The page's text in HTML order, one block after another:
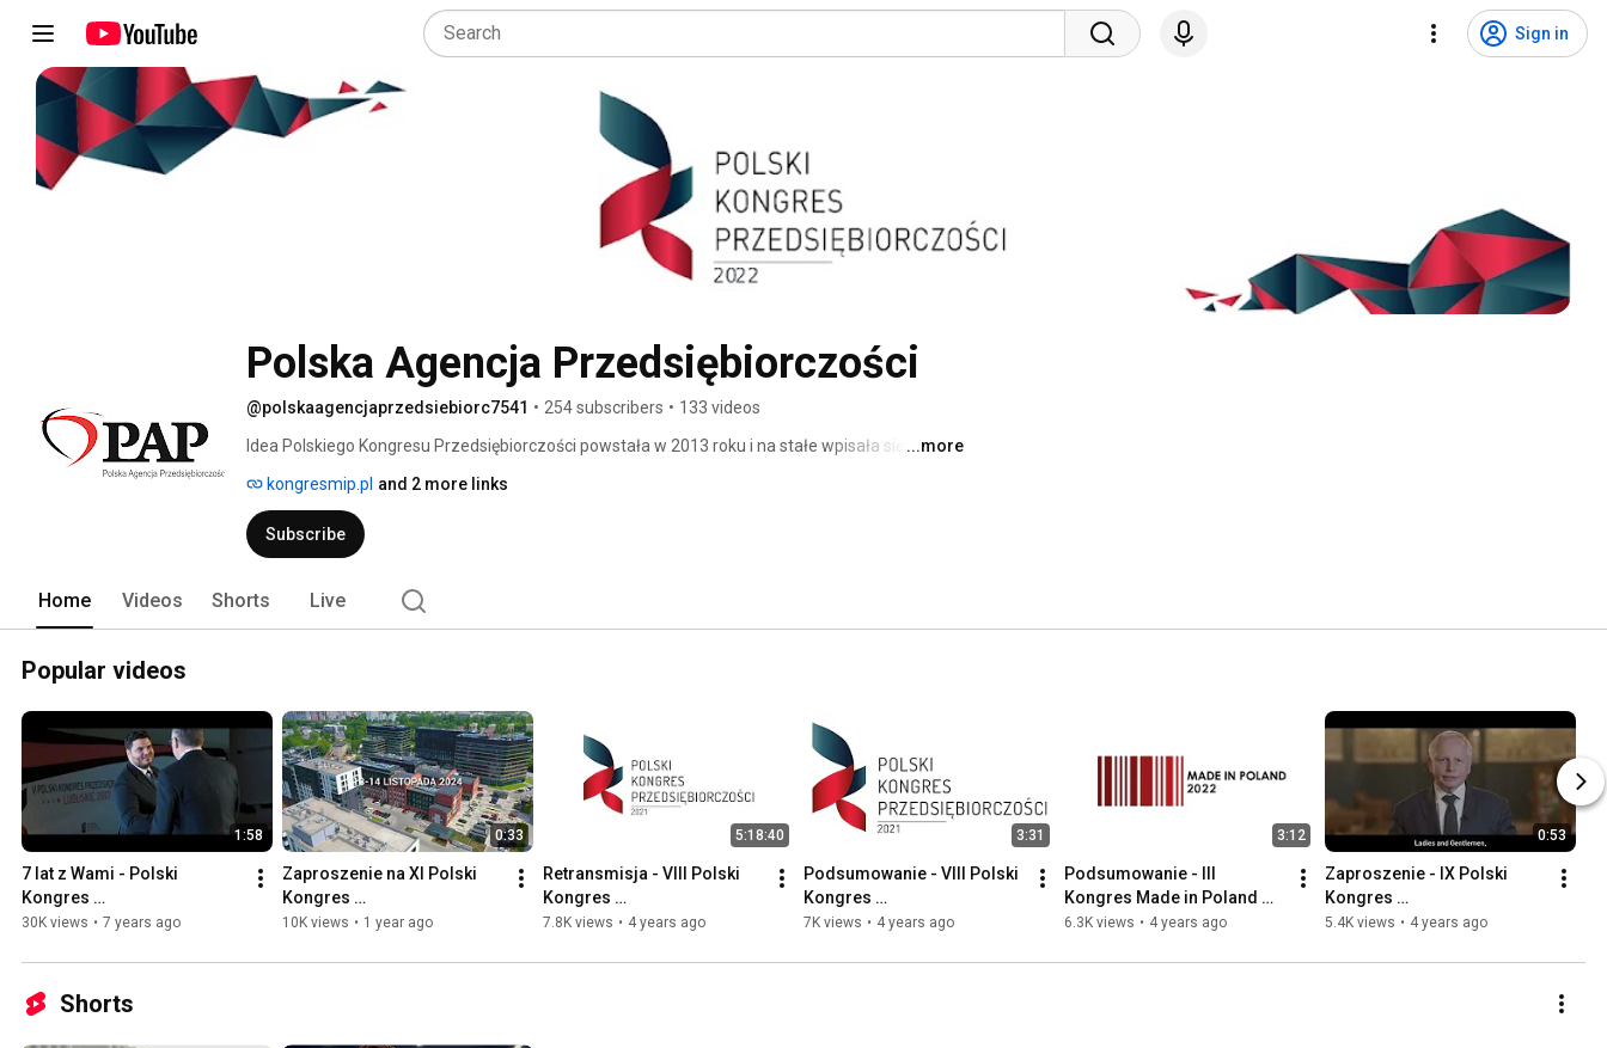
Sign in
Polska Agencja Przedsiębiorczości
@polskaagencjaprzedsiebiorc7541 • 254 subscribers • 133 videos
Idea Polskiego Kongresu Przedsiębiorczości powstała w 2013 roku i na stałe wpisała się w
się blisko 30 paneli dyskusyjnych, które swoją tematyką obejmują najistotniejsze tematy z
punktu widzenia polskiej gospodarki.
...more
kongresmip.pl and 2 more links
Subscribe
Home Videos Shorts Live
Popular videos
1:58
7 lat z Wami - Polski
Kongres
Przedsiębiorczości
30K views • 7 years ago
0:33
Zaproszenie na XI Polski
Kongres
Przedsiębiorczości
10K views • 1 year ago
5:18:40
Retransmisja - VIII Polski
Kongres
Przedsiębiorczości 2021
7.8K views • 4 years ago
3:31
Podsumowanie - VIII Polski
Kongres
Przedsiębiorczości 2021
7K views • 4 years ago
3:12
Podsumowanie - III
Kongres Made in Poland
2022
6.3K views • 4 years ago
0:53
Zaproszenie - IX Polski
Kongres
Przedsiębiorczości
5.4K views • 4 years ago
Shorts